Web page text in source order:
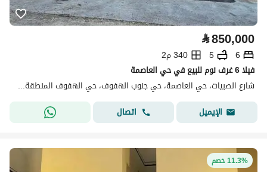
⃁850,000
6
5
340 م2
فيلا 6 غرف نوم للبيع في حي العاصمة
شارع الصبيات، حي العاصمة، حي جنوب الهفوف، حي الهفوف المنطقة الشرقية، الأحساء
الإيميل
اتصال
11.3% خصم